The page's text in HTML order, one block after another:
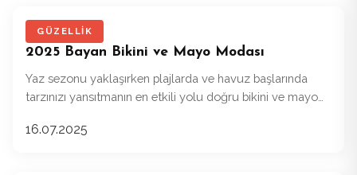
GÜZELLIK
2025 Bayan Bikini ve Mayo Modası
Yaz sezonu yaklaşırken plajlarda ve havuz başlarında
tarzınızı yansıtmanın en etkili yolu doğru bikini ve mayo
16.07.2025